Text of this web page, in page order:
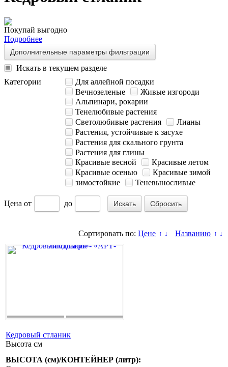
Покупай выгодно
Подробнее
Дополнительные параметры фильтрации
Искать в текущем разделе
Категории
Для аллейной посадки
Вечнозеленые
Живые изгороди
Альпинари, рокарии
Тенелюбивые растения
Светолюбивые растения
Лианы
Растения, устойчивые к засухе
Растения для скального грунта
Растения для глины
Красивые весной
Красивые летом
Красивые осенью
Красивые зимой
зимостойкие
Теневыносливые
Цена от до Сбросить
Сортировать по: Цене ↑ ↓ Названию ↑ ↓
Кедровый стланик
Высота см
ВЫСОТА (см)/КОНТЕЙНЕР (литр):